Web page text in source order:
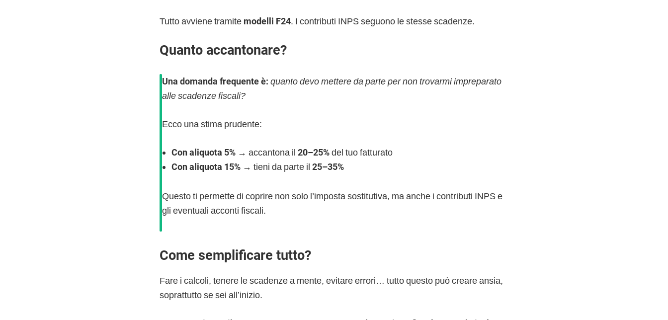
Tutto avviene tramite modelli F24. I contributi INPS seguono le stesse scadenze.
Quanto accantonare?
Una domanda frequente è: quanto devo mettere da parte per non trovarmi impreparato
alle scadenze fiscali?
Ecco una stima prudente:
Con aliquota 5%→ accantona il 20–25%del tuo fatturato
Con aliquota 15%→ tieni da parte il 25–35%
Questo ti permette di coprire non solo l’imposta sostitutiva, ma anche i contributi INPS e
gli eventuali acconti fiscali.
Come semplificare tutto?
Fare i calcoli, tenere le scadenze a mente, evitare errori… tutto questo può creare ansia,
soprattutto se sei all’inizio.